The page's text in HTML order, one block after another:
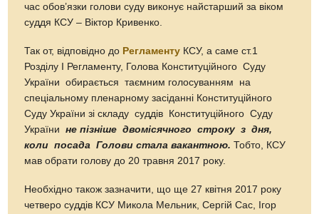
час обов’язки голови суду виконує найстарший за віком
суддя КСУ – Віктор Кривенко.
Так от, відповідно до Регламенту КСУ, а саме ст.1
Розділу І Регламенту, Голова Конституційного Суду
України обирається таємним голосуванням на
спеціальному пленарному засіданні Конституційного
Суду України зі складу суддів Конституційного Суду
Українине пізніше двомісячного строку з дня,
коли посада Голови стала вакантною. Тобто, КСУ
мав обрати голову до 20 травня 2017 року.
Необхідно також зазначити, що ще 27 квітня 2017 року
четверо суддів КСУ Микола Мельник, Сергій Сас, Ігор